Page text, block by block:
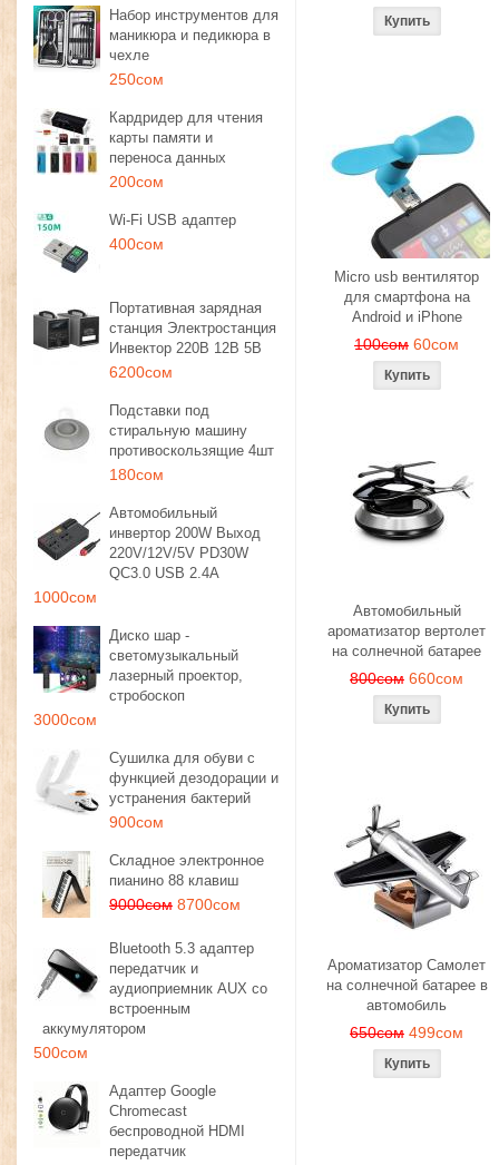
Набор инструментов для
маникюра и педикюра в
чехле
250сом
Кардридер для чтения
карты памяти и
переноса данных
200сом
Wi-Fi USB адаптер
400сом
Портативная зарядная
станция Электростанция
Инвектор 220В 12В 5В
6200сом
Подставки под
стиральную машину
противоскользящие 4шт
180сом
Автомобильный
инвертор 200W Выход
220V/12V/5V PD30W
QC3.0 USB 2.4A
1000сом
Диско шар -
светомузыкальный
лазерный проектор,
стробоскоп
3000сом
Сушилка для обуви с
функцией дезодорации и
устранения бактерий
900сом
Складное электронное
пианино 88 клавиш
9000сом 8700сом
Bluetooth 5.3 адаптер
передатчик и
аудиоприемник AUX со
встроенным
аккумулятором
500сом
Адаптер Google
Chromecast
беспроводной HDMI
передатчик
Micro usb вентилятор
для смартфона на
Android и iPhone
100сом 60сом
Автомобильный
ароматизатор вертолет
на солнечной батарее
800сом 660сом
Ароматизатор Самолет
на солнечной батарее в
автомобиль
650сом 499сом